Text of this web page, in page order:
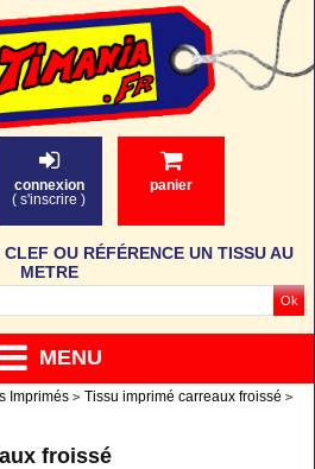
connexion
( s'inscrire )
panier
MENU
OU RÉFÉRENCE UN TISSU AU
METRE
Imprimés Tissu imprimé carreaux froissé
froissé